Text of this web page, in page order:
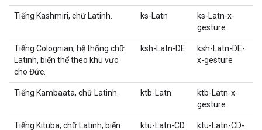
Tiếng Kashmiri, chữ Latinh. ks-Latn
ks-Latn-x-
gesture
Tiếng Colognian, hệ thống chữ
Latinh, biến thể theo khu vực
cho Đức.
ksh-Latn-DE
ksh-Latn-DE-
x-gesture
Tiếng Kambaata, chữ Latinh. ktb-Latn
ktb-Latn-x-
gesture
Tiếng Kituba, chữ Latinh, biến ktu-Latn-CD ktu-Latn-CD-